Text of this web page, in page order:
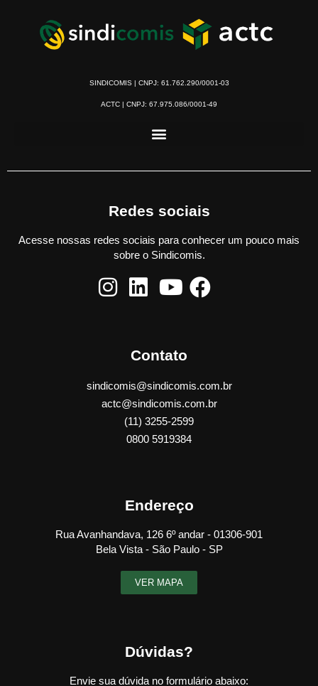
SINDICOMIS | CNPJ: 61.762.290/0001-03
ACTC | CNPJ: 67.975.086/0001-49
Redes sociais
Acesse nossas redes sociais para conhecer um pouco mais
sobre o Sindicomis.
Contato
sindicomis@sindicomis.com.br
actc@sindicomis.com.br
(11) 3255-2599
0800 5919384
Endereço
Rua Avanhandava, 126 6º andar - 01306-901
Bela Vista - São Paulo - SP
VER MAPA
Dúvidas?
Envie sua dúvida no formulário abaixo: